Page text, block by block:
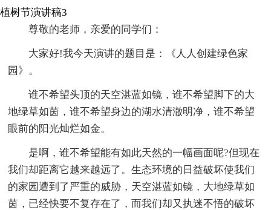
植树节演讲稿3
尊敬的老师，亲爱的同学们：
大家好!我今天演讲的题目是：《人人创建绿色家
园》。
谁不希望头顶的天空湛蓝如镜，谁不希望脚下的大
地绿草如茵，谁不希望身边的湖水清澈明净，谁不希望
眼前的阳光灿烂如金。
是啊，谁不希望能有如此天然的一幅画面呢?但现在
我们却距离它越来越远了。生态环境的日益破坏使我们
的家园遭到了严重的威胁，天空湛蓝如镜，大地绿草如
茵，已经快要不复存在了，而我们却又执迷不悟的破坏